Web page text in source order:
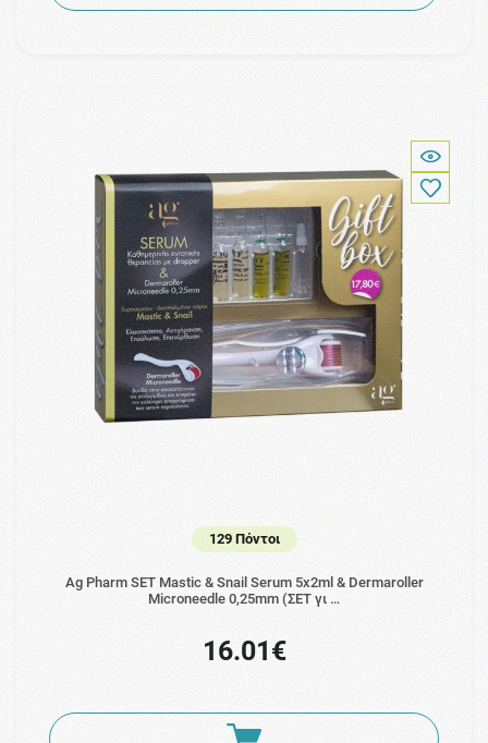
129 Πόντοι
Ag Pharm SET Mastic & Snail Serum 5x2ml & Dermaroller
Microneedle 0,25mm (ΣΕΤ γι …
16.01€